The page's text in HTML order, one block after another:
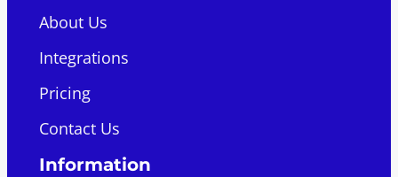
About Us
Integrations
Pricing
Contact Us
Information